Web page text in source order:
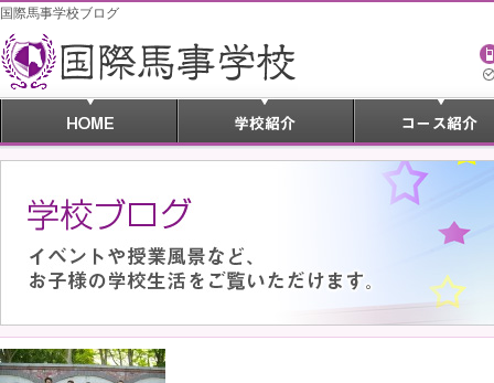
国際馬事学校ブログ